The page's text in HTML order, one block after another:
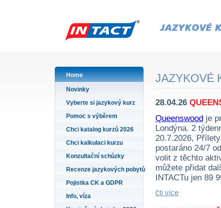
Home
Novinky
Vyberte si jazykový kurz
Pomoc s výběrem
Chci katalog kurzů 2026
Chci kalkulaci kurzu
Konzultační schůzky
Recenze jazykových pobytů
Pojistka CK a GDPR
Info, víza
JAZYKOVÉ
28.04.26
Queenswoodje
Londýna. 2
20.7.2026,
postaráno 24/7
volit z těchto
můžete přidat
INTACTu jen 89
čti více